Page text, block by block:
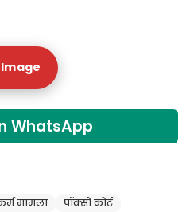
WhatsApp
मामला
पॉक्सो कोर्ट